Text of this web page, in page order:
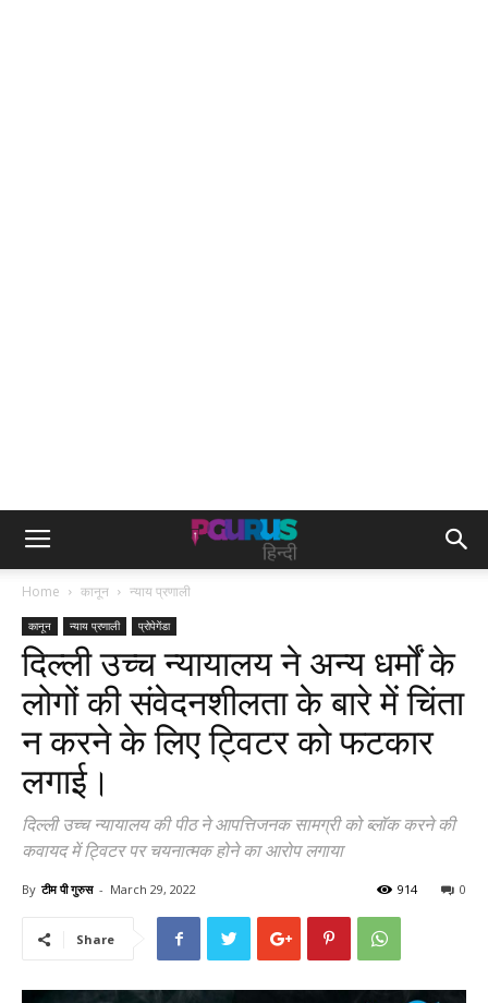
Home कानून न्याय प्रणाली
कानून न्याय प्रणाली प्रोपेगेंडा
दिल्ली उच्च न्यायालय ने अन्य धर्मों के
लोगों की संवेदनशीलता के बारे में चिंता
न करने के लिए ट्विटर को फटकार
लगाई।
दिल्ली उच्च न्यायालय की पीठ ने आपत्तिजनक सामग्री को ब्लॉक करने की
कवायद में ट्विटर पर चयनात्मक होने का आरोप लगाया
By टीम पी गुरुस - March 29, 2022 0
914
Share